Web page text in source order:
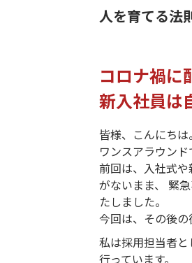
人を育てる
コロナ禍に
新入社員は
皆様、こんにちは。
ワンスアラウンド
前回は、入社式
がないまま、 緊
たしました。
今回は、その後の
私は採用担当者
行っています。